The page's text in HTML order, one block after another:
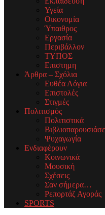
Υγεία
Οικονομία
Ύπαιθρος
Εργασία
Περιβάλλον
ΤΥΠΟΣ
Επιστημη
Άρθρα – Σχόλια
Ευθέα Λόγια
Επιστολές
Στιγμές
Πολιτισμός
Πολιτιστικά
Ψυχαγωγία
Ενδιαφέρουν
Κοινωνικά
Μουσική
Σχέσεις
Σαν σήμερα…
Ρεπορτάζ Αγοράς
SPORTS